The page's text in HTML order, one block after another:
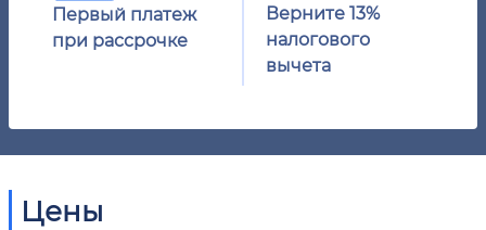
Первый платеж
при рассрочке
Верните 13%
налогового
вычета
Цены